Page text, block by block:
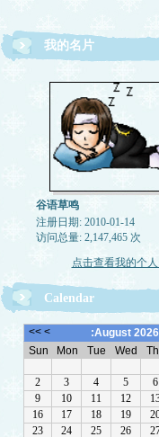
我的名片
谷语草鸣
注册日期: 2010-01-14
访问总量: 2,147,465 次
点击查看我的个
Calendar